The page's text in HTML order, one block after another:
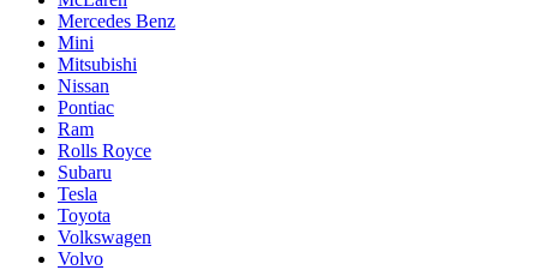
Mercedes Benz
Mini
Mitsubishi
Nissan
Pontiac
Ram
Rolls Royce
Subaru
Tesla
Toyota
Volkswagen
Volvo